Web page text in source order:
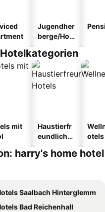
Jugendher
berge/Hos
mit
Haustierfr
eundliche
otels
harry's home hotel
Saalbach Hinterglemm
Bad Reichenhall